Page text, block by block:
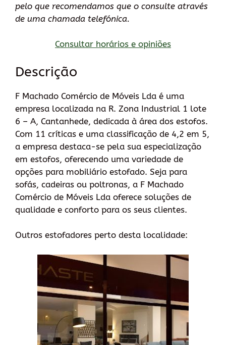
pelo que recomendamos que o consulte através
de uma chamada telefónica.
Consultar horários e opiniões
Descrição
F Machado Comércio de Móveis Lda é uma
empresa localizada na R. Zona Industrial 1 lote
6 – A, Cantanhede, dedicada à área dos estofos.
Com 11 críticas e uma classificação de 4,2 em 5,
a empresa destaca-se pela sua especialização
em estofos, oferecendo uma variedade de
opções para mobiliário estofado. Seja para
sofás, cadeiras ou poltronas, a F Machado
Comércio de Móveis Lda oferece soluções de
qualidade e conforto para os seus clientes.
Outros estofadores perto desta localidade: